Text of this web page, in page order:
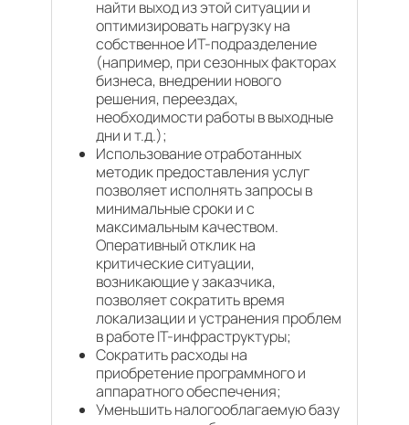
найти выход из этой ситуации и
оптимизировать нагрузку на
собственное ИТ-подразделение
(например, при сезонных факторах
бизнеса, внедрении нового
решения, переездах,
необходимости работы в выходные
дни и т.д.);
Использование отработанных
методик предоставления услуг
позволяет исполнять запросы в
минимальные сроки и c
максимальным качеством.
Оперативный отклик на
критические ситуации,
возникающие у заказчика,
позволяет сократить время
локализации и устранения проблем
в работе IT-инфраструктуры;
Сократить расходы на
приобретение программного и
аппаратного обеспечения;
Уменьшить налогооблагаемую базу